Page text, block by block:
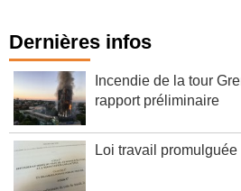
Dernières infos
Incendie de la tour
rapport préliminaire
Loi travail